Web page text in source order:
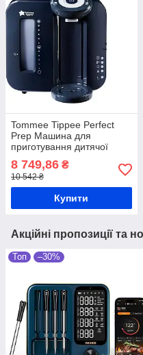
Tommee Tippee Perfect
Prep Машина для
приготування дитячої
суміші
8 749,86 ₴
10 542 ₴
Купити
Акційні пропозиції та
Топ –30%